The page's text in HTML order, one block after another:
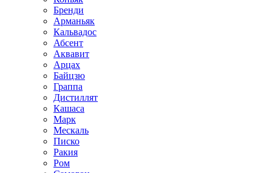
Бренди
Арманьяк
Кальвадос
Абсент
Аквавит
Арцах
Байцзю
Граппа
Дистиллят
Кашаса
Марк
Мескаль
Писко
Ракия
Ром